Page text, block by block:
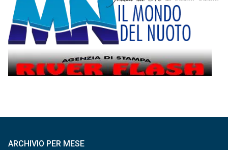
ARCHIVIO PER MESE